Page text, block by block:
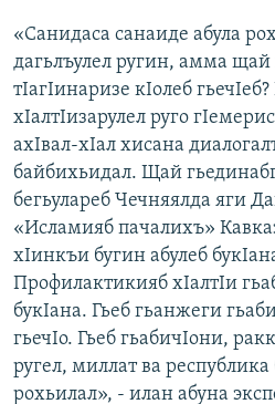
«Санидаса санаиде абула
дагьлъулел ругин, амма щай
тIагIинаризе кIолеб
хIалтIизарулел руго
ахIвал-хIал хисана
байбихьидал. Щай
бегьулареб Чечняялда яги
«Исламияб пачалихъ»
хIинкъи бугин абулеб
Профилактикияб хIалтIи
букIана. Гьеб гьанжеги
гьечIо. Гьеб гьабичIони,
ругел, миллат ва
рохьилал», - илан абуна